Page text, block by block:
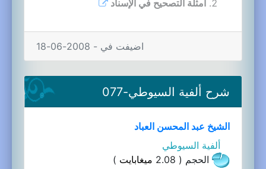
أمثلة التصحيح في الإسناد
اضيفت في - 2008-06-18
شرح ألفية السيوطي-077
الشيخ عبد المحسن العباد
ألفية السيوطي
الحجم ( 2.08
ميغابايت )